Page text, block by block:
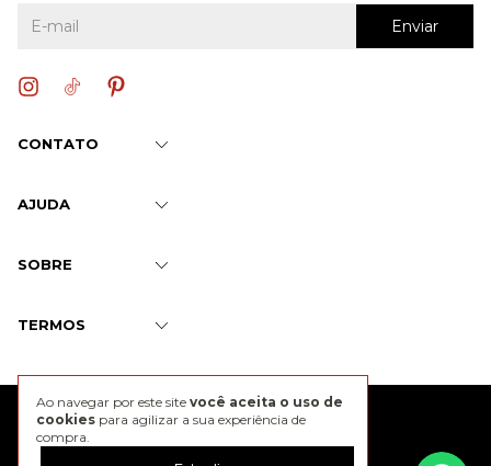
Ao navegar por este site você aceita o uso de
cookies para agilizar a sua experiência de
compra.
CONTATO
AJUDA
SOBRE
TERMOS
@2026 J. Chermann